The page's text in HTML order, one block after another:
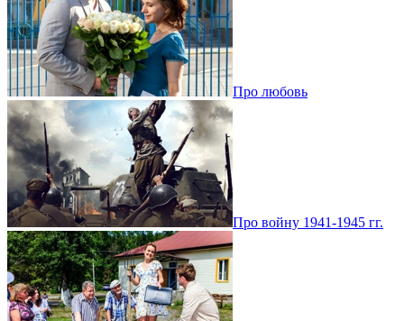
Про любовь
Про войну 1941-1945 гг.